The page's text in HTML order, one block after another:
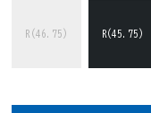
R(46.75) R(45.75)